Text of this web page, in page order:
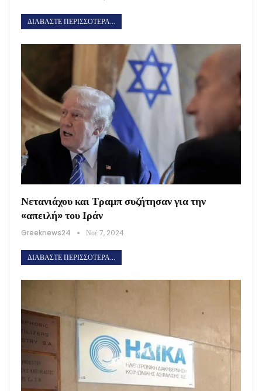
ΔΙΑΒΆΣΤΕ ΠΕΡΙΣΣΌΤΕΡΑ...
Νετανιάχου και Τραμπ συζήτησαν για την
«απειλή» του Ιράν
Greeknews24 Νοέ 7, 2024
ΔΙΑΒΆΣΤΕ ΠΕΡΙΣΣΌΤΕΡΑ...